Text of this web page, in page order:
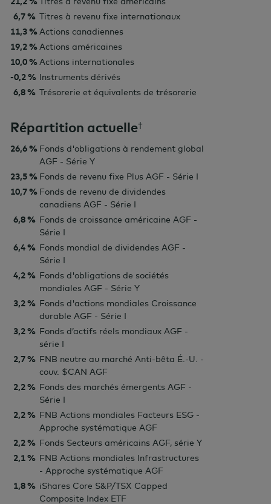
6,7 % Titres à revenu fixe internationaux
11,3 %Actions canadiennes
19,2 %Actions américaines
10,0 %Actions internationales
-0,2 % Instruments dérivés
6,8 % Trésorerie et équivalents de trésorerie
Répartition actuelle†
26,6 % Fonds d'obligations à rendement global
AGF - Série Y
23,5 % Fonds de revenu fixe Plus AGF - Série I
10,7 % Fonds de revenu de dividendes
canadiens AGF - Série I
6,8 % Fonds de croissance américaine AGF -
Série I
6,4 % Fonds mondial de dividendes AGF -
Série I
4,2 % Fonds d'obligations de sociétés
mondiales AGF - Série Y
3,2 % Fonds d'actions mondiales Croissance
durable AGF - Série I
3,2 % Fonds d’actifs réels mondiaux AGF -
série I
2,7 % FNB neutre au marché Anti-bêta É.-U. -
couv. $CAN AGF
2,2 % Fonds des marchés émergents AGF -
Série I
2,2 % FNB Actions mondiales Facteurs ESG -
Approche systématique AGF
2,2 % Fonds Secteurs américains AGF, série Y
2,1 % FNB Actions mondiales Infrastructures
- Approche systématique AGF
1,8 % iShares Core S&P/TSX Capped
Composite Index ETF